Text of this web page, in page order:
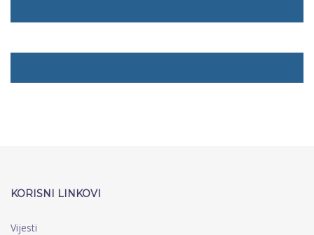
KORISNI LINKOVI
Vijesti